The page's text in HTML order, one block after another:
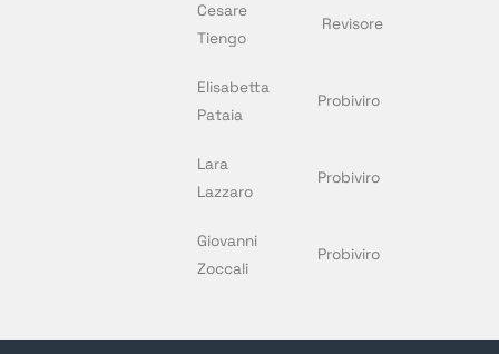
Cesare
Tiengo
Revisore
Elisabetta
Pataia
Probiviro
Lara
Lazzaro
Probiviro
Giovanni
Zoccali
Probiviro